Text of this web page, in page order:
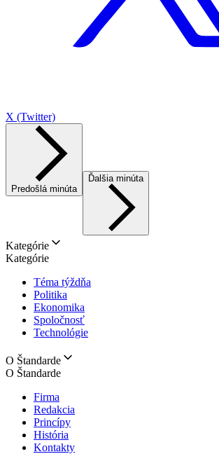
X (Twitter)
Predošlá minúta
Ďalšia minúta
Kategórie
Kategórie
Téma týždňa
Politika
Ekonomika
Spoločnosť
Technológie
O Štandarde
O Štandarde
Firma
Redakcia
Princípy
História
Kontakty